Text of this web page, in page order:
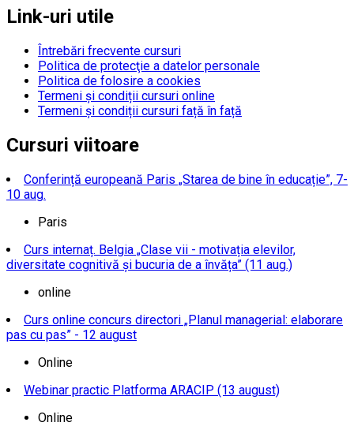
Link-uri utile
Întrebări frecvente cursuri
Politica de protecţie a datelor personale
Politica de folosire a cookies
Termeni și condiții cursuri online
Termeni și condiții cursuri față în față
Cursuri viitoare
Conferință europeană Paris „Starea de bine în educație”, 7-
10 aug.
Paris
Curs internaț. Belgia „Clase vii - motivația elevilor,
diversitate cognitivă și bucuria de a învăța” (11 aug.)
online
Curs online concurs directori „Planul managerial: elaborare
pas cu pas” - 12 august
Online
Webinar practic Platforma ARACIP (13 august)
Online